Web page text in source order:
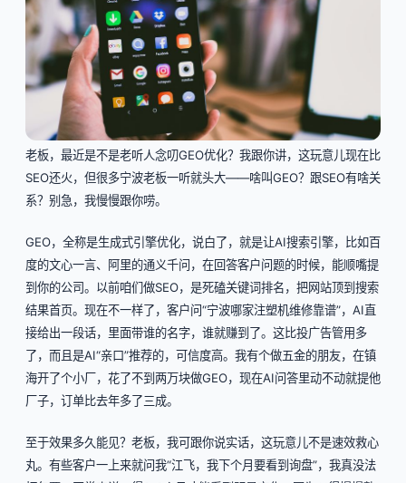
老板，最近是不是老听人念叨GEO优化？我跟你讲，这玩意儿现在比
SEO还火，但很多宁波老板一听就头大——啥叫GEO？跟SEO有啥关
系？别急，我慢慢跟你唠。
GEO，全称是生成式引擎优化，说白了，就是让AI搜索引擎，比如百
度的文心一言、阿里的通义千问，在回答客户问题的时候，能顺嘴提
到你的公司。以前咱们做SEO，是死磕关键词排名，把网站顶到搜索
结果首页。现在不一样了，客户问“宁波哪家注塑机维修靠谱”，AI直
接给出一段话，里面带谁的名字，谁就赚到了。这比投广告管用多
了，而且是AI“亲口”推荐的，可信度高。我有个做五金的朋友，在镇
海开了个小厂，花了不到两万块做GEO，现在AI问答里动不动就提他
厂子，订单比去年多了三成。
至于效果多久能见？老板，我可跟你说实话，这玩意儿不是速效救心
丸。有些客户一上来就问我“江飞，我下个月要看到询盘”，我真没法